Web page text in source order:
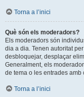
Torna a l’inici
Què són els moderadors?
Els moderadors són
dia a dia. Tenen autoritat
desbloquejar, desplaçar
Generalment, els
de tema o les entrades amb
Torna a l’inici